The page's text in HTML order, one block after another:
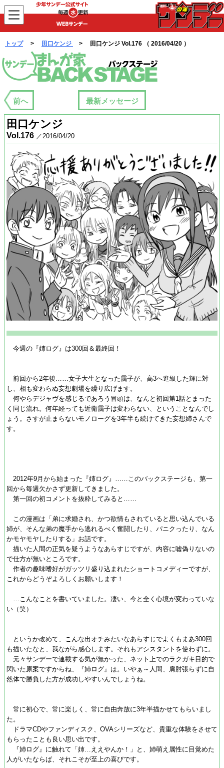
WEBサンデー
トップ> 田口ケンジ > 田口ケンジ Vol.176 （ 2016/04/20 ）
まんが家バックステージ
前へ 最新メッセージ
田口ケンジ
Vol.176 ／2016/04/20
今週の『姉ログ』は300回＆最終回！
前回から2年後……女子大生となった靄子が、高3へ進級した輝に対
し、相も変わらぬ妄想劇場を繰り広げます。
何やらデジャヴを感じるであろう冒頭は、なんと初回第1話とまった
く同じ流れ。何年経っても近衛靄子は変わらない、ということなんでし
ょう。さすが止まらないモノローグを3年半も続けてきた妄想姉さんで
す。
2012年9月から始まった『姉ログ』……このバックステージも、第一
回から毎週欠かさず更新してきました。
第一回の初コメントを抜粋してみると……
この漫画は「弟に求婚され、かつ欲情もされていると思い込んでいる
姉が、そんな弟の魔手から逃れるべく奮闘したり、パニクったり、なん
かモヤモヤしたりする」お話です。
描いた人間の正気を疑うようなあらすじですが、内容に嘘偽りないの
で仕方が無いところです。
作者の趣味嗜好がガッツリ盛り込まれたショートコメディーですが、
これからどうぞよろしくお願いします！
…こんなことを書いていました。凄い、今と全く心境が変わっていな
い（笑）
というか改めて、こんな出オチみたいなあらすじでよくもまあ300回
も描いたなと、我ながら感心します。それもアシスタントを使わずに。
元々サンデーで連載する気が無かった、ネット上でのラクガキ目的で
閃いた原案ですからね、『姉ログ』は。いやぁ～人間、肩肘張らずに自
然体で勝負した方が成功しやすいんでしょうね。
常に初心で、常に楽しく、常に自由奔放に3年半描かせてもらいまし
た。
ドラマCDやファンディスク、OVAシリーズなど、貴重な体験をさせて
もらったことも良い思い出です。
『姉ログ』に触れて「姉…ええやんか！」と、姉萌え属性に目覚めた
人がいたならば、それこそが至上の喜びです。